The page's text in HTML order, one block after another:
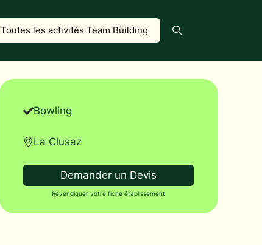
Toutes les activités Team Building
Bowling
La Clusaz
Demander un Devis
Revendiquer votre fiche établissement